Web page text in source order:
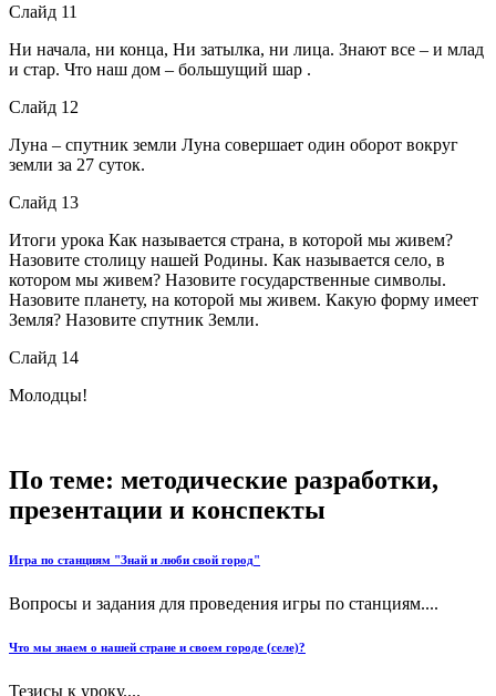
Слайд 11
Ни начала, ни конца, Ни затылка, ни лица. Знают все – и млад
и стар. Что наш дом – большущий шар .
Слайд 12
Луна – спутник земли Луна совершает один оборот вокруг
земли за 27 суток.
Слайд 13
Итоги урока Как называется страна, в которой мы живем?
Назовите столицу нашей Родины. Как называется село, в
котором мы живем? Назовите государственные символы.
Назовите планету, на которой мы живем. Какую форму имеет
Земля? Назовите спутник Земли.
Слайд 14
Молодцы!
По теме: методические разработки,
презентации и конспекты
Игра по станциям "Знай и люби свой город"
Вопросы и задания для проведения игры по станциям....
Что мы знаем о нашей стране и своем городе (селе)?
Тезисы к уроку....